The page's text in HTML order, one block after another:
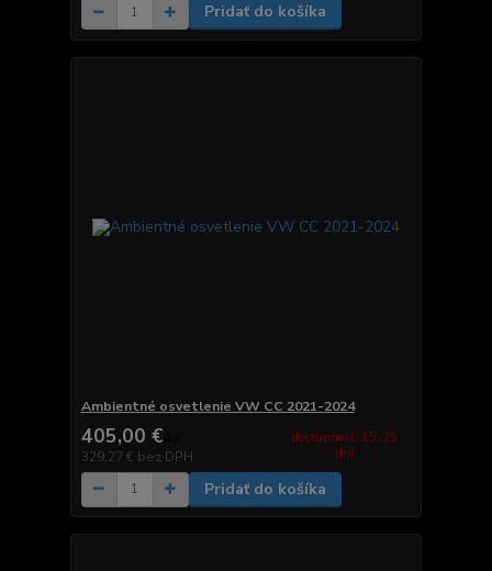
Pridať do košíka
Ambientné osvetlenie VW CC 2021-2024
405,00 €
329,27 € bez DPH
dostupnosť: 15-25
dní
Pridať do košíka